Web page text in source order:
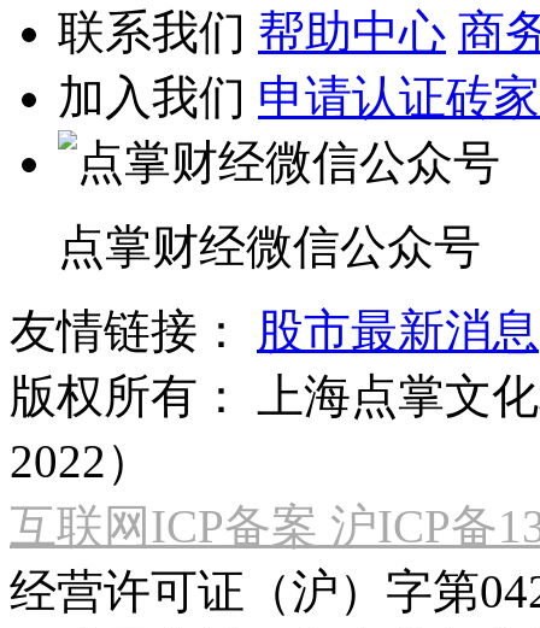
联系我们 帮助中心 商
加入我们 申请认证砖家
点掌财经微信公众号
友情链接：
股市最新消息
版权所有：
上海点掌文
2022）
互联网ICP备案 沪ICP备
经营许可证（沪）字第